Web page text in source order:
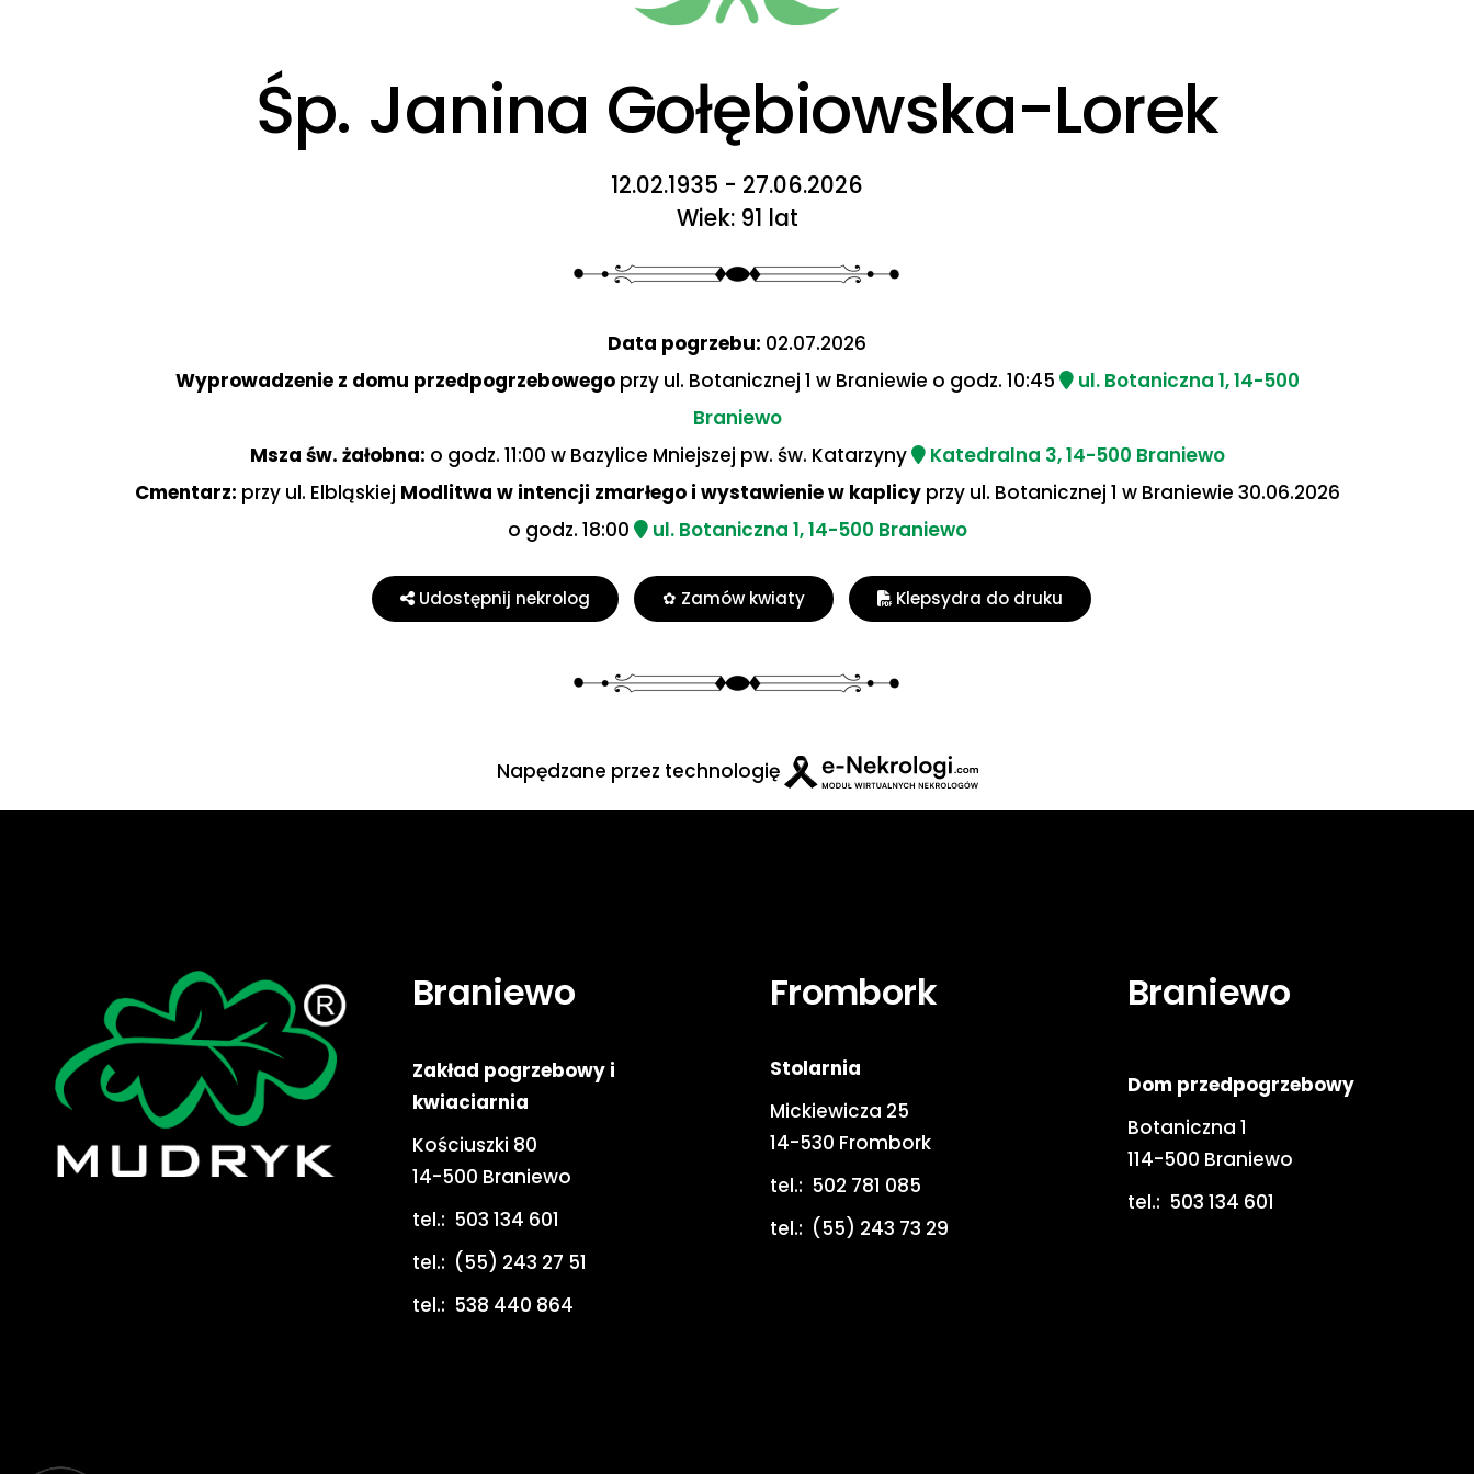
Śp. Janina Gołębiowska-Lorek
12.02.1935 - 27.06.2026
Wiek: 91 lat
Data pogrzebu: 02.07.2026
Wyprowadzenie z domu przedpogrzebowegoprzy ul. Botanicznej 1 w Braniewie o godz. 10:45
ul. Botaniczna 1, 14-500
Braniewo
Msza św. żałobna: o godz. 11:00 w Bazylice Mniejszej pw. św. Katarzyny
Katedralna 3, 14-500 Braniewo
Cmentarz: przy ul. Elbląskiej Modlitwa w intencji zmarłego i wystawienie w kaplicyprzy ul. Botanicznej 1 w Braniewie 30.06.2026
o godz. 18:00
ul. Botaniczna 1, 14-500 Braniewo
Udostępnij nekrolog ✿ Zamów kwiaty Klepsydra do druku
Napędzane przez technologię
Braniewo
Zakład pogrzebowy i
kwiaciarnia
Kościuszki 80
14-500 Braniewo
tel.: 503 134 601
tel.: (55) 243 27 51
tel.: 538 440 864
Frombork
Stolarnia
Mickiewicza 25
14-530 Frombork
tel.: 502 781 085
tel.: (55) 243 73 29
Braniewo
Dom przedpogrzebowy
Botaniczna 1
114-500 Braniewo
tel.: 503 134 601